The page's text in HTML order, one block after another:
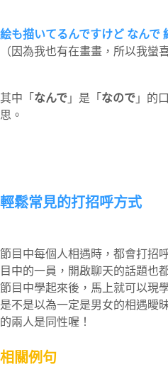
絵も描いてるんですけど なんで
（因為我也有在畫畫，所以我蠻
其中「 なんで 」是「 なので 」的
思。
輕鬆常見的打招呼方式
節目中每個人相遇時，都會打招
目中的一員，開啟聊天的話題也
節目中學起來後，馬上就可以現
是不是以為一定是男女的相遇曖
的兩人是同性喔！
相關例句